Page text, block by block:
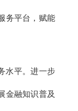
务平台，赋能
水平。进一步
金融知识普及